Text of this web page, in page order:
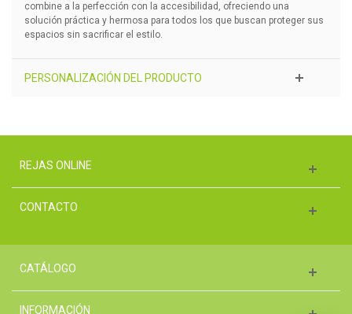
combine a la perfección con la accesibilidad, ofreciendo una
solución práctica y hermosa para todos los que buscan proteger sus
espacios sin sacrificar el estilo.
PERSONALIZACIÓN DEL PRODUCTO
REJAS ONLINE
CONTACTO
CATÁLOGO
INFORMACIÓN